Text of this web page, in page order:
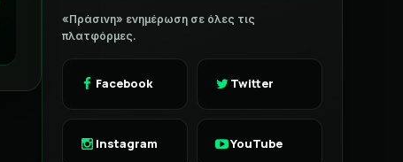
«Πράσινη» ενημέρωση σε όλες τις
πλατφόρμες.
Facebook Twitter
Instagram YouTube